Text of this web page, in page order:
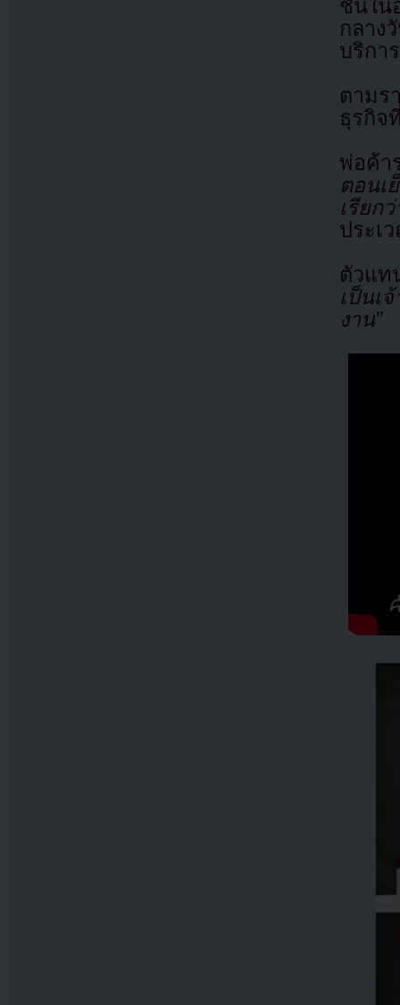
ชั้นใน
กลาง
บริกา
ตามร
ธุรกิจ
พ่อค้า
ตอนเ
เรียก
ประเ
ตัวแท
เป็นเ
งาน”